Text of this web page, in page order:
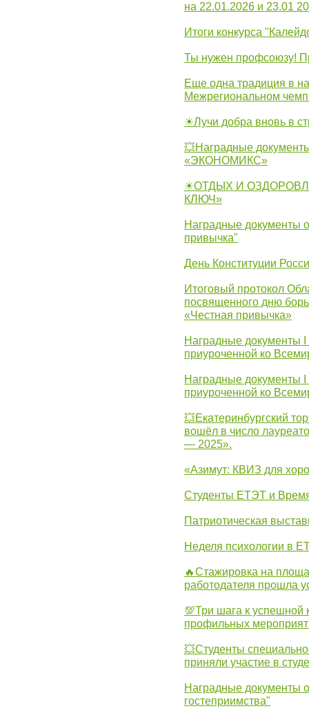
на 22.01.2026 и 23.01
Итоги конкурса
Ты нужен профсоюзу!
Еще одна традиция в
Межрегиональном
☀Лучи добра вновь в
💥Наградные
«ЭКОНОМИКС»
☀ОТДЫХ И
КЛЮЧ»
Наградные документы
привычка"
День Конституции
Итоговый протокол
посвященного дню
«Честная привычка»
Наградные документы
приуроченной ко
Наградные документы
приуроченной ко
💥Екатеринбургский
вошёл в число
— 2025».
«Азимут: КВИЗ для
Студенты ЕТЭТ и
Патриотическая
Неделя психологии в
🔥Стажировка на
работодателя прошла
💯Три шага к успешной
профильных
💥Студенты
приняли участие в
Наградные документы
гостеприимства"